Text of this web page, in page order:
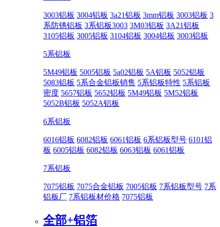
3003铝板 3004铝板 3a21铝板 3mm铝板 3003铝板 3
系防锈铝板 3系铝板3003 3M03铝板 3A21铝板
3105铝板 3005铝板 3104铝板 3004铝板 3003铝板
5系铝板
5M49铝板 5005铝板 5a02铝板 5A铝板 5052铝板
5083铝板 5系合金铝板销售 5系铝板特性 5系铝板
密度 5657铝板 5652铝板 5M49铝板 5M52铝板
5052B铝板 5052A铝板
6系铝板
6016铝板 6082铝板 6061铝板 6系铝板型号 6101铝
板 6005铝板 6082铝板 6063铝板 6061铝板
7系铝板
7075铝板 7075合金铝板 7005铝板 7系铝板型号 7系
铝板厂 7系铝板材价格 7075铝板
全部+铝箔